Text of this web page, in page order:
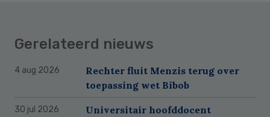
Gerelateerd nieuws
4 aug 2026
Rechter fluit Menzis terug over
toepassing wet Bibob
30 jul 2026
Universitair hoofddocent